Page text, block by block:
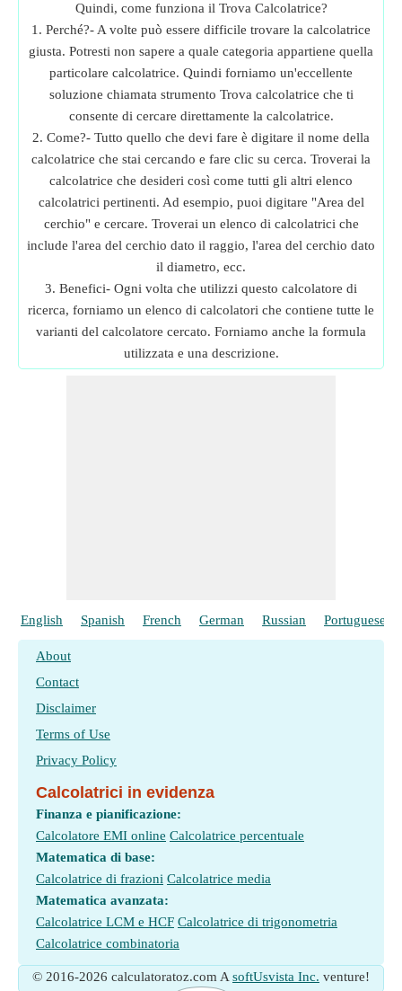
Quindi, come funziona il Trova Calcolatrice?
1. Perché?- A volte può essere difficile trovare la calcolatrice
giusta. Potresti non sapere a quale categoria appartiene quella
particolare calcolatrice. Quindi forniamo un'eccellente
soluzione chiamata strumento Trova calcolatrice che ti
consente di cercare direttamente la calcolatrice.
2. Come?- Tutto quello che devi fare è digitare il nome della
calcolatrice che stai cercando e fare clic su cerca. Troverai la
calcolatrice che desideri così come tutti gli altri elenco
calcolatrici pertinenti. Ad esempio, puoi digitare "Area del
cerchio" e cercare. Troverai un elenco di calcolatrici che
include l'area del cerchio dato il raggio, l'area del cerchio dato
il diametro, ecc.
3. Benefici- Ogni volta che utilizzi questo calcolatore di
ricerca, forniamo un elenco di calcolatori che contiene tutte le
varianti del calcolatore cercato. Forniamo anche la formula
utilizzata e una descrizione.
English Spanish French German Russian Portuguese
About
Contact
Disclaimer
Terms of Use
Privacy Policy
Calcolatrici in evidenza
Finanza e pianificazione:
Calcolatore EMI online Calcolatrice percentuale
Matematica di base:
Calcolatrice di frazioni Calcolatrice media
Matematica avanzata:
Calcolatrice LCM e HCF Calcolatrice di trigonometria
Calcolatrice combinatoria
© 2016-2026 calculatoratoz.com A softUsvista Inc. venture!